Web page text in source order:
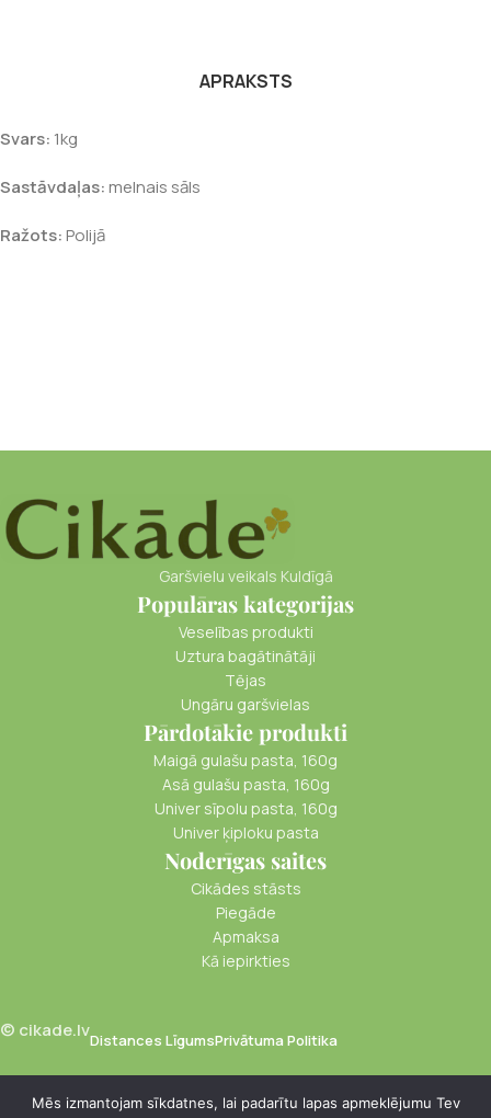
APRAKSTS
Svars: 1kg
Sastāvdaļas:melnais sāls
Ražots:Polijā
Garšvielu veikals Kuldīgā
Populāras kategorijas
Veselības produkti
Uztura bagātinātāji
Tējas
Ungāru garšvielas
Pārdotākie produkti
Maigā gulašu pasta, 160g
Asā gulašu pasta, 160g
Univer sīpolu pasta, 160g
Univer ķiploku pasta
Noderīgas saites
Cikādes stāsts
Piegāde
Apmaksa
Kā iepirkties
© cikade.lvDistances LīgumsPrivātuma Politika
Mēs izmantojam sīkdatnes, lai padarītu lapas apmeklējumu Tev